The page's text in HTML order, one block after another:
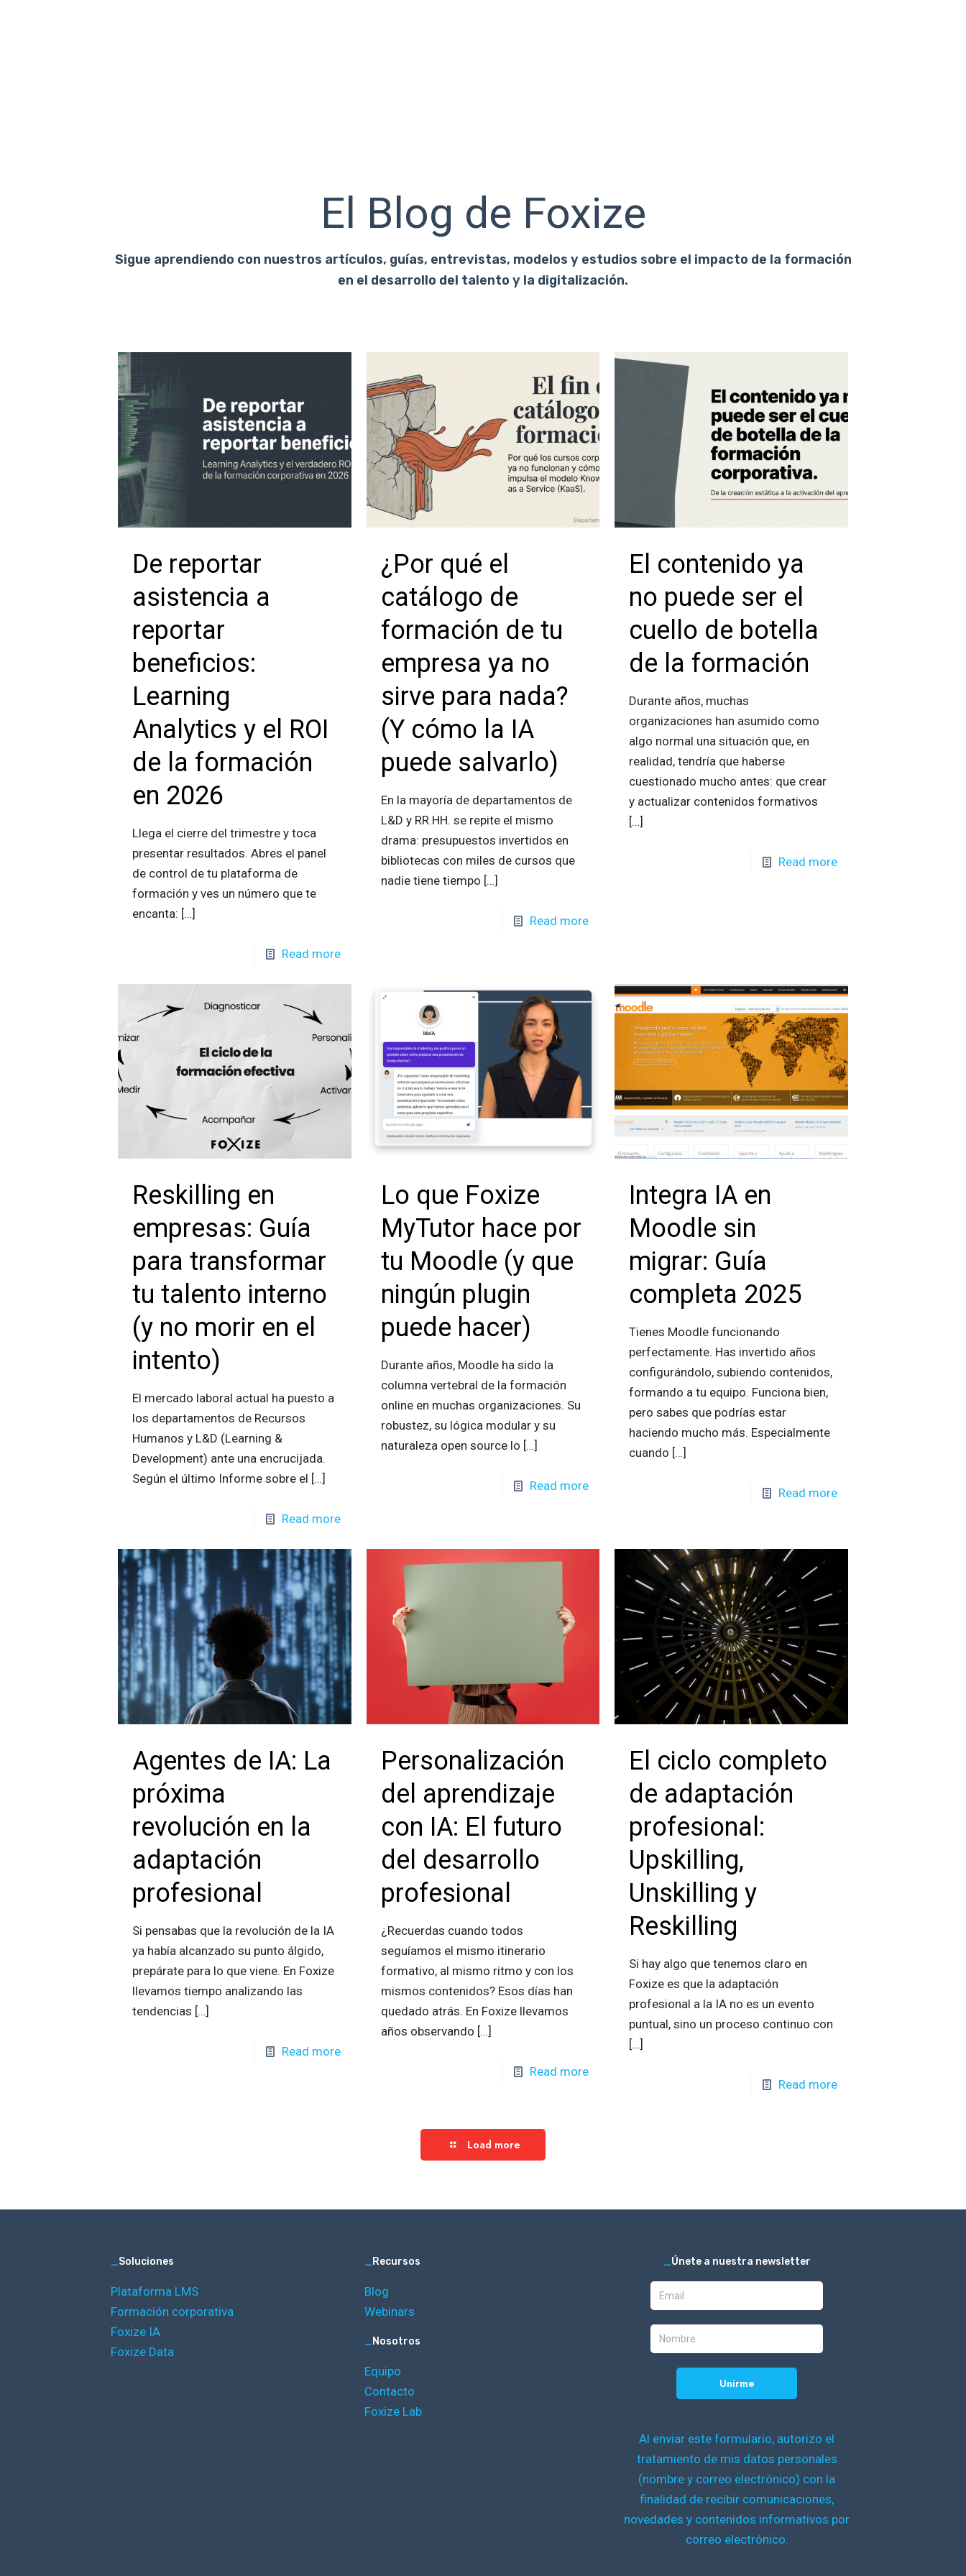
El Blog de Foxize
Sigue aprendiendo con nuestros artículos, guías, entrevistas, modelos y estudios sobre el impacto de la formación
en el desarrollo del talento y la digitalización.
De reportar
asistencia a
reportar
beneficios:
Learning
Analytics y el ROI
de la formación
en 2026
Llega el cierre del trimestre y toca
presentar resultados. Abres el panel
de control de tu plataforma de
formación y ves un número que te
encanta: […]
Read more
¿Por qué el
catálogo de
formación de tu
empresa ya no
sirve para nada?
(Y cómo la IA
puede salvarlo)
En la mayoría de departamentos de
L&D y RR.HH. se repite el mismo
drama: presupuestos invertidos en
bibliotecas con miles de cursos que
nadie tiene tiempo […]
Read more
El contenido ya
no puede ser el
cuello de botella
de la formación
Durante años, muchas
organizaciones han asumido como
algo normal una situación que, en
realidad, tendría que haberse
cuestionado mucho antes: que crear
y actualizar contenidos formativos
[…]
Read more
Reskilling en
empresas: Guía
para transformar
tu talento interno
(y no morir en el
intento)
El mercado laboral actual ha puesto a
los departamentos de Recursos
Humanos y L&D (Learning &
Development) ante una encrucijada.
Según el último Informe sobre el […]
Read more
Lo que Foxize
MyTutor hace por
tu Moodle (y que
ningún plugin
puede hacer)
Durante años, Moodle ha sido la
columna vertebral de la formación
online en muchas organizaciones. Su
robustez, su lógica modular y su
naturaleza open source lo […]
Read more
Integra IA en
Moodle sin
migrar: Guía
completa 2025
Tienes Moodle funcionando
perfectamente. Has invertido años
configurándolo, subiendo contenidos,
formando a tu equipo. Funciona bien,
pero sabes que podrías estar
haciendo mucho más. Especialmente
cuando […]
Read more
Agentes de IA: La
próxima
revolución en la
adaptación
profesional
Si pensabas que la revolución de la IA
ya había alcanzado su punto álgido,
prepárate para lo que viene. En Foxize
llevamos tiempo analizando las
tendencias […]
Read more
Personalización
del aprendizaje
con IA: El futuro
del desarrollo
profesional
¿Recuerdas cuando todos
seguíamos el mismo itinerario
formativo, al mismo ritmo y con los
mismos contenidos? Esos días han
quedado atrás. En Foxize llevamos
años observando […]
Read more
El ciclo completo
de adaptación
profesional:
Upskilling,
Unskilling y
Reskilling
Si hay algo que tenemos claro en
Foxize es que la adaptación
profesional a la IA no es un evento
puntual, sino un proceso continuo con
[…]
Read more
Load more
_Soluciones
Plataforma LMS
Formación corporativa
Foxize IA
Foxize Data
_Recursos
Blog
Webinars
_Nosotros
Equipo
Contacto
Foxize Lab
_Únete a nuestra newsletter
Al enviar este formulario, autorizo el
tratamiento de mis datos personales
(nombre y correo electrónico) con la
finalidad de recibir comunicaciones,
novedades y contenidos informativos por
correo electrónico.